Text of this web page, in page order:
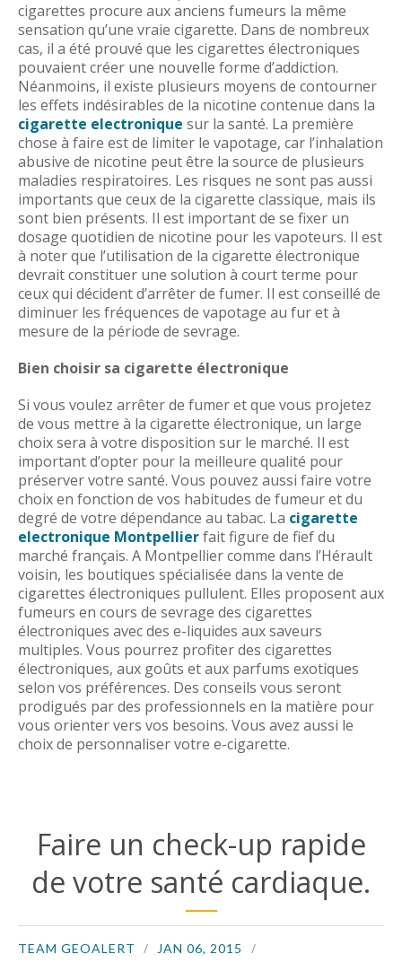
cigarettes procure aux anciens fumeurs la même
sensation qu’une vraie cigarette. Dans de nombreux
cas, il a été prouvé que les cigarettes électroniques
pouvaient créer une nouvelle forme d’addiction.
Néanmoins, il existe plusieurs moyens de contourner
les effets indésirables de la nicotine contenue dans la
cigarette electronique sur la santé. La première
chose à faire est de limiter le vapotage, car l’inhalation
abusive de nicotine peut être la source de plusieurs
maladies respiratoires. Les risques ne sont pas aussi
importants que ceux de la cigarette classique, mais ils
sont bien présents. Il est important de se fixer un
dosage quotidien de nicotine pour les vapoteurs. Il est
à noter que l’utilisation de la cigarette électronique
devrait constituer une solution à court terme pour
ceux qui décident d’arrêter de fumer. Il est conseillé de
diminuer les fréquences de vapotage au fur et à
mesure de la période de sevrage.
Bien choisir sa cigarette électronique
Si vous voulez arrêter de fumer et que vous projetez
de vous mettre à la cigarette électronique, un large
choix sera à votre disposition sur le marché. Il est
important d’opter pour la meilleure qualité pour
préserver votre santé. Vous pouvez aussi faire votre
choix en fonction de vos habitudes de fumeur et du
degré de votre dépendance au tabac. La cigarette
electronique Montpellierfait figure de fief du
marché français. A Montpellier comme dans l’Hérault
voisin, les boutiques spécialisée dans la vente de
cigarettes électroniques pullulent. Elles proposent aux
fumeurs en cours de sevrage des cigarettes
électroniques avec des e-liquides aux saveurs
multiples. Vous pourrez profiter des cigarettes
électroniques, aux goûts et aux parfums exotiques
selon vos préférences. Des conseils vous seront
prodigués par des professionnels en la matière pour
vous orienter vers vos besoins. Vous avez aussi le
choix de personnaliser votre e-cigarette.
Faire un check-up rapide
de votre santé cardiaque.
TEAM GEOALERT
JAN 06, 2015